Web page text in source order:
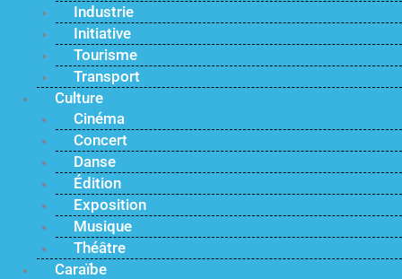
Industrie
Initiative
Tourisme
Transport
Culture
Cinéma
Concert
Danse
Édition
Exposition
Musique
Théâtre
Caraïbe